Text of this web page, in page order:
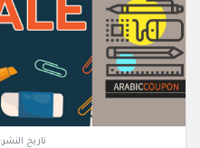
تاريخ النشر: